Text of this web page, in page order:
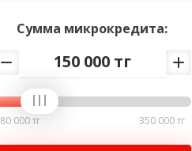
Сумма микрокредита:
150 000 тг
80 000 тг 350 000 тг